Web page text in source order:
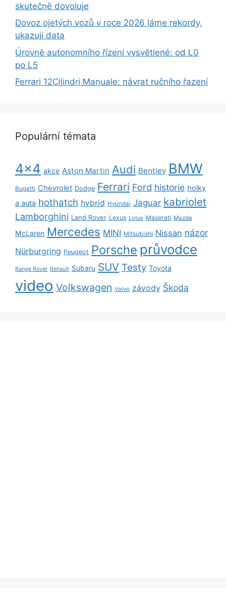
skutečně dovoluje
Dovoz ojetých vozů v roce 2026 láme rekordy,
ukazují data
Úrovně autonomního řízení vysvětlené: od L0
po L5
Ferrari 12Cilindri Manuale: návrat ručního řazení
Populární témata
4x4 akce Aston Martin Audi Bentley BMW
Bugatti Chevrolet Dodge Ferrari Ford historie holky
a auta hothatch hybrid Hyundai Jaguar kabriolet
Lamborghini Land Rover Lexus Lotus Maserati Mazda
McLaren Mercedes MINI Mitsubishi Nissan názor
Nürburgring Peugeot Porsche průvodce
Range Rover Renault Subaru SUV Testy Toyota
video Volkswagen Volvo závody Škoda